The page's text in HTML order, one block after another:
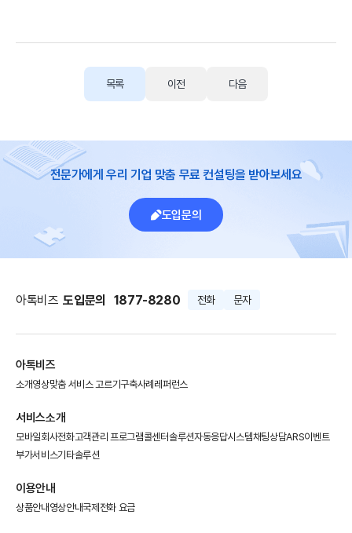
목록 이전 다음
전문가에게 우리 기업 맞춤 무료 컨설팅을 받아보세요
도입문의
아톡비즈 도입문의 1877-8280 전화 문자
아톡비즈
소개영상맞춤 서비스 고르기구축사례 레퍼런스
서비스소개
모바일회사전화고객관리 프로그램콜센터솔루션자동응답시스템채팅상담ARS이벤트
부가서비스기타솔루션
이용안내
상품안내 영상안내국제전화 요금